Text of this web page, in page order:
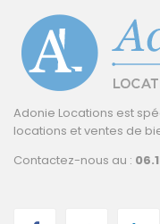
Adonie Locations est
locations et ventes de
Contactez-nous au :